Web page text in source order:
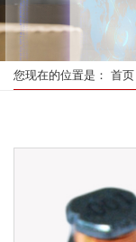
您现在的位置是： 首页